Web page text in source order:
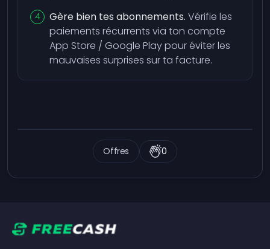
Gère bien tes abonnements. Vérifie les
paiements récurrents via ton compte
App Store / Google Play pour éviter les
mauvaises surprises sur ta facture.
Offres 0